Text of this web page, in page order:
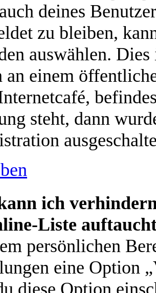
deines
zu bleiben,
auswählen.
an einem
steht, dann
ich
Liste
persönlichen
eine Option
diese Option